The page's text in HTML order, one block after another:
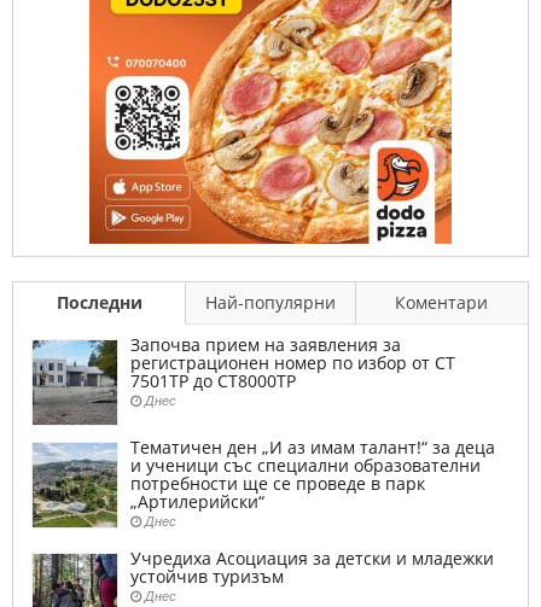
Последни Най-популярни
Коментари
Започва прием на заявления за
регистрационен номер по избор от СТ
7501ТР до СТ8000ТР
Днес
Тематичен ден „И аз имам талант!“ за деца
и ученици със специални образователни
потребности ще се проведе в парк
„Артилерийски“
Днес
Учредиха Асоциация за детски и младежки
устойчив туризъм
Днес